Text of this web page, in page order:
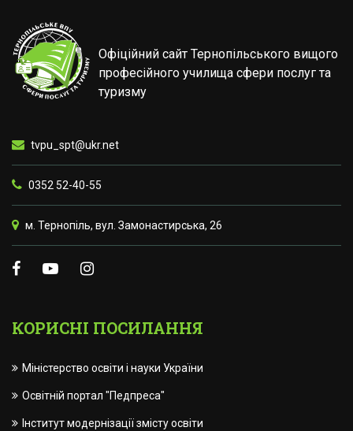
Офіційний сайт Тернопільського вищого
професійного училища сфери послуг та
туризму
tvpu_spt@ukr.net
0352 52-40-55
м. Тернопіль, вул. Замонастирська, 26
КОРИСНІ ПОСИЛАННЯ
Міністерство освіти і науки України
Освітній портал "Педпреса"
Інститут модернізації змісту освіти